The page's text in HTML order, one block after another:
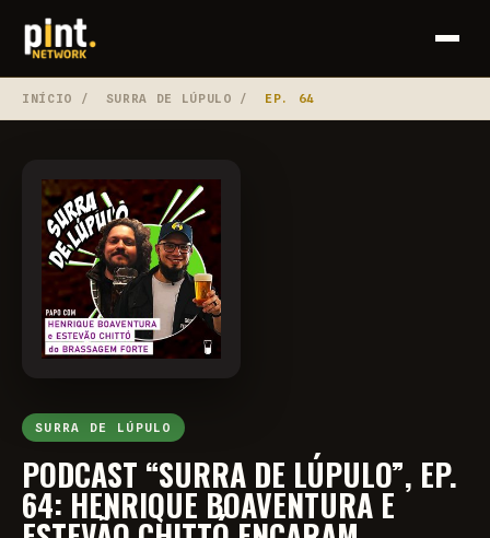
INÍCIO / SURRA DE LÚPULO / EP. 64
SURRA DE LÚPULO
PODCAST “SURRA DE LÚPULO”, EP.
64: HENRIQUE BOAVENTURA E